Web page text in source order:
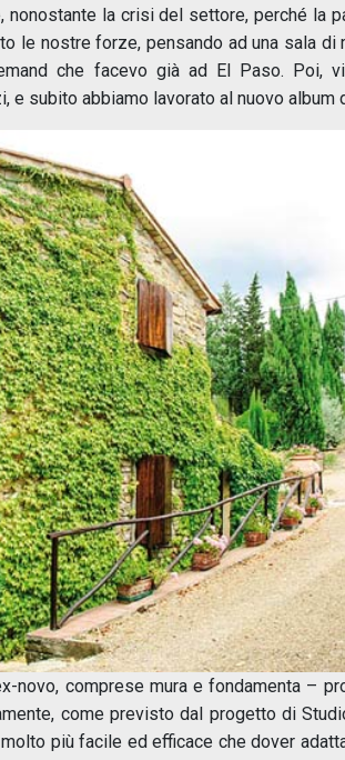
nonostante la crisi del settore, perché la
le nostre forze, pensando ad una sala di
che facevo già ad El Paso. Poi,
e subito abbiamo lavorato al nuovo album
novo, comprese mura e fondamenta –
come previsto dal progetto di
più facile ed efficace che dover